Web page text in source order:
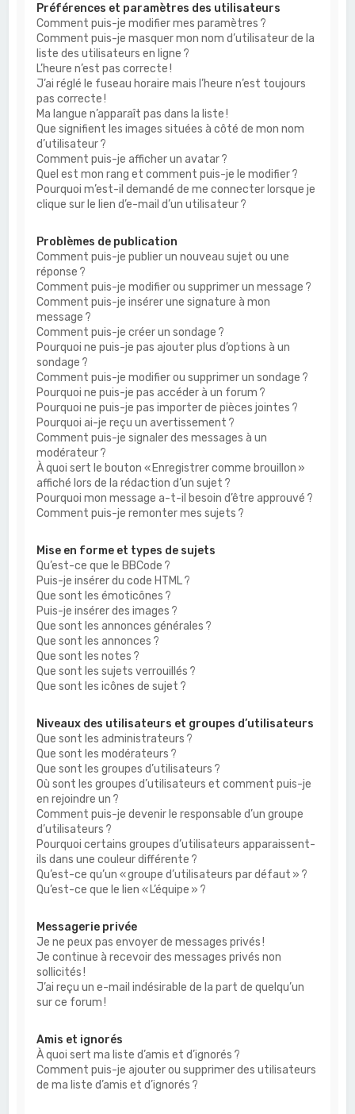
Préférences et paramètres des utilisateurs
Comment puis-je modifier mes paramètres ?
Comment puis-je masquer mon nom d’utilisateur de la
liste des utilisateurs en ligne ?
L’heure n’est pas correcte !
J’ai réglé le fuseau horaire mais l’heure n’est toujours
pas correcte !
Ma langue n’apparaît pas dans la liste !
Que signifient les images situées à côté de mon nom
d’utilisateur ?
Comment puis-je afficher un avatar ?
Quel est mon rang et comment puis-je le modifier ?
Pourquoi m’est-il demandé de me connecter lorsque je
clique sur le lien d’e-mail d’un utilisateur ?
Problèmes de publication
Comment puis-je publier un nouveau sujet ou une
réponse ?
Comment puis-je modifier ou supprimer un message ?
Comment puis-je insérer une signature à mon
message ?
Comment puis-je créer un sondage ?
Pourquoi ne puis-je pas ajouter plus d’options à un
sondage ?
Comment puis-je modifier ou supprimer un sondage ?
Pourquoi ne puis-je pas accéder à un forum ?
Pourquoi ne puis-je pas importer de pièces jointes ?
Pourquoi ai-je reçu un avertissement ?
Comment puis-je signaler des messages à un
modérateur ?
À quoi sert le bouton « Enregistrer comme brouillon »
affiché lors de la rédaction d’un sujet ?
Pourquoi mon message a-t-il besoin d’être approuvé ?
Comment puis-je remonter mes sujets ?
Mise en forme et types de sujets
Qu’est-ce que le BBCode ?
Puis-je insérer du code HTML ?
Que sont les émoticônes ?
Puis-je insérer des images ?
Que sont les annonces générales ?
Que sont les annonces ?
Que sont les notes ?
Que sont les sujets verrouillés ?
Que sont les icônes de sujet ?
Niveaux des utilisateurs et groupes d’utilisateurs
Que sont les administrateurs ?
Que sont les modérateurs ?
Que sont les groupes d’utilisateurs ?
Où sont les groupes d’utilisateurs et comment puis-je
en rejoindre un ?
Comment puis-je devenir le responsable d’un groupe
d’utilisateurs ?
Pourquoi certains groupes d’utilisateurs apparaissent-
ils dans une couleur différente ?
Qu’est-ce qu’un « groupe d’utilisateurs par défaut » ?
Qu’est-ce que le lien « L’équipe » ?
Messagerie privée
Je ne peux pas envoyer de messages privés !
Je continue à recevoir des messages privés non
sollicités !
J’ai reçu un e-mail indésirable de la part de quelqu’un
sur ce forum !
Amis et ignorés
À quoi sert ma liste d’amis et d’ignorés ?
Comment puis-je ajouter ou supprimer des utilisateurs
de ma liste d’amis et d’ignorés ?